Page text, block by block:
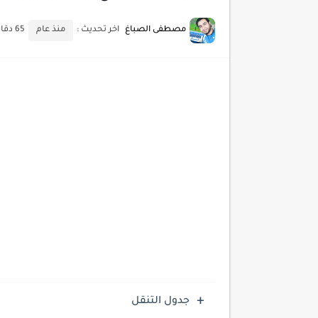
أحدث تقنيات الحماية من
مصطفى الصباغ اخر تحديث : منذ عام 65 دقائق للقراءة
جدول التنقل